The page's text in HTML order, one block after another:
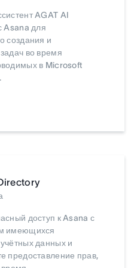
AGAT AI
Asana для
создания и
во время
в Microsoft
доступ к Asana с
имеющихся
данных и
предоставление прав,